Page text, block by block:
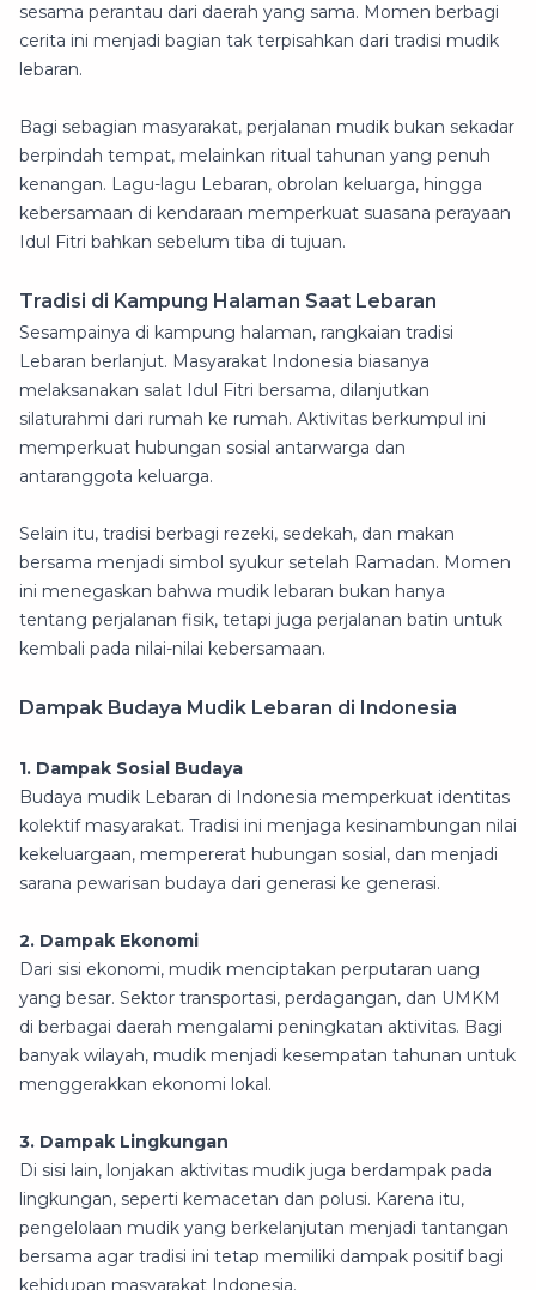
sesama perantau dari daerah yang sama. Momen berbagi
cerita ini menjadi bagian tak terpisahkan dari tradisi mudik
lebaran.
Bagi sebagian masyarakat, perjalanan mudik bukan sekadar
berpindah tempat, melainkan ritual tahunan yang penuh
kenangan. Lagu-lagu Lebaran, obrolan keluarga, hingga
kebersamaan di kendaraan memperkuat suasana perayaan
Idul Fitri bahkan sebelum tiba di tujuan.
Tradisi di Kampung Halaman Saat Lebaran
Sesampainya di kampung halaman, rangkaian tradisi
Lebaran berlanjut. Masyarakat Indonesia biasanya
melaksanakan salat Idul Fitri bersama, dilanjutkan
silaturahmi dari rumah ke rumah. Aktivitas berkumpul ini
memperkuat hubungan sosial antarwarga dan
antaranggota keluarga.
Selain itu, tradisi berbagi rezeki, sedekah, dan makan
bersama menjadi simbol syukur setelah Ramadan. Momen
ini menegaskan bahwa mudik lebaran bukan hanya
tentang perjalanan fisik, tetapi juga perjalanan batin untuk
kembali pada nilai-nilai kebersamaan.
Dampak Budaya Mudik Lebaran di Indonesia
1. Dampak Sosial Budaya
Budaya mudik Lebaran di Indonesia memperkuat identitas
kolektif masyarakat. Tradisi ini menjaga kesinambungan nilai
kekeluargaan, mempererat hubungan sosial, dan menjadi
sarana pewarisan budaya dari generasi ke generasi.
2. Dampak Ekonomi
Dari sisi ekonomi, mudik menciptakan perputaran uang
yang besar. Sektor transportasi, perdagangan, dan UMKM
di berbagai daerah mengalami peningkatan aktivitas. Bagi
banyak wilayah, mudik menjadi kesempatan tahunan untuk
menggerakkan ekonomi lokal.
3. Dampak Lingkungan
Di sisi lain, lonjakan aktivitas mudik juga berdampak pada
lingkungan, seperti kemacetan dan polusi. Karena itu,
pengelolaan mudik yang berkelanjutan menjadi tantangan
bersama agar tradisi ini tetap memiliki dampak positif bagi
kehidupan masyarakat Indonesia.